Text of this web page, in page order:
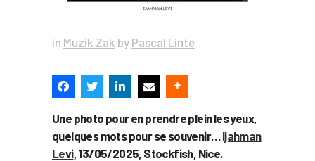
in Muzik Zak by Pascal Linte
Une photo pour en prendre plein les yeux,
quelques mots pour se souvenir… Ijahman
Levi, 13/05/2025, Stockfish, Nice.